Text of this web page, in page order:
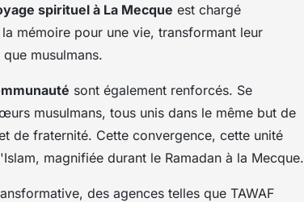
spirituel à La Mecque est chargé
mémoire pour une vie, transformant leur
musulmans.
sont également renforcés. Se
musulmans, tous unis dans le même but de
de fraternité. Cette convergence, cette unité
magnifiée durant le Ramadan à la Mecque.
des agences telles que TAWAF